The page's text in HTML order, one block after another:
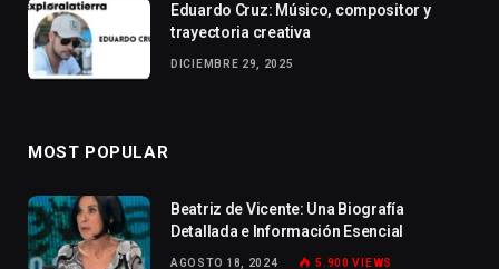
Eduardo Cruz: Músico, compositor y
trayectoria creativa
DICIEMBRE 29, 2025
MOST POPULAR
Beatriz de Vicente: Una Biografía
Detallada e Información Esencial
AGOSTO 18, 2024 5.900VIEWS